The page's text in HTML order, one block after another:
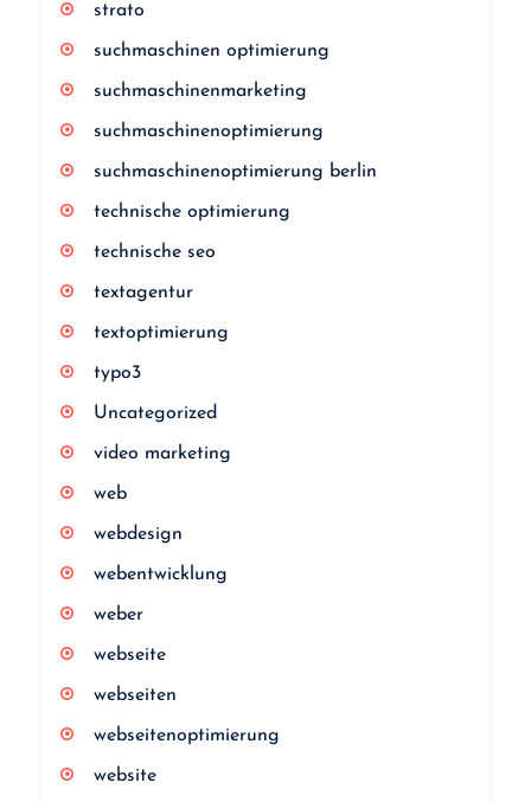
strato
suchmaschinen optimierung
suchmaschinenmarketing
suchmaschinenoptimierung
suchmaschinenoptimierung berlin
technische optimierung
technische seo
textagentur
textoptimierung
typo3
Uncategorized
video marketing
web
webdesign
webentwicklung
weber
webseite
webseiten
webseitenoptimierung
website